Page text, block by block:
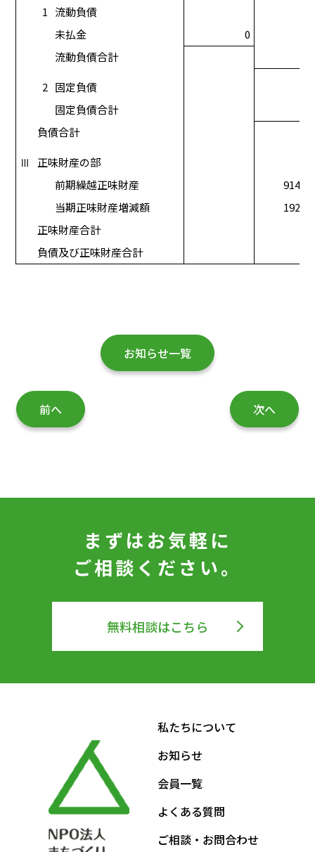
1 流動負債
未払金
0
流動負債合計
2 固定負債
固定負債合計
負債合計
Ⅲ
正味財産の部
前期繰越正味財産
当期正味財産増減額
正味財産合計
負債及び正味財産合計
前へ
お知らせ一覧
次へ
まずはお気軽に
ご相談ください。
無料相談はこちら
私たちについて
お知らせ
会員一覧
よくある質問
ご相談・お問合わせ